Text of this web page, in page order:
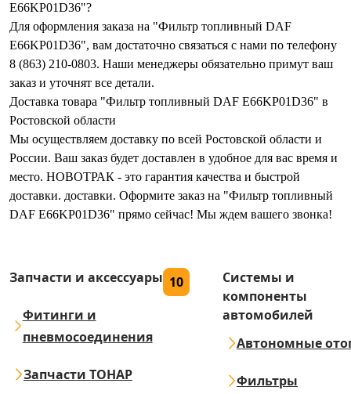
E66KP01D36"?
Для оформления заказа на "Фильтр топливный DAF
E66KP01D36", вам достаточно связаться с нами по телефону
8 (863) 210-0803. Наши менеджеры обязательно примут ваш
заказ и уточнят все детали.
Доставка товара "Фильтр топливный DAF E66KP01D36" в
Ростовской области
Мы осуществляем доставку по всей Ростовской области и
России. Ваш заказ будет доставлен в удобное для вас время и
место. НОВОТРАК - это гарантия качества и быстрой
доставки. доставки. Оформите заказ на "Фильтр топливный
DAF E66KP01D36" прямо сейчас! Мы ждем вашего звонка!
Запчасти и аксессуары 10
Фитинги и
пневмосоединения
Запчасти ТОНАР
Системы и
компоненты
автомобилей
Автономные
Фильтры